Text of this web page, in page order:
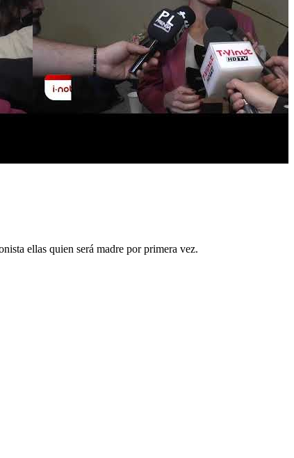
ellas quien será madre por primera vez.